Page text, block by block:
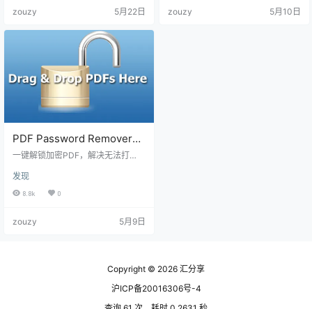
zouzy 5月22日 zouzy 5月10日
PDF Password Remover
v7.6.4丨 PDF 密码移除工具
一键解锁加密PDF，解决无法打
发现
8.8k 0
zouzy 5月9日
Copyright © 2026 汇分享
沪ICP备20016306号-4